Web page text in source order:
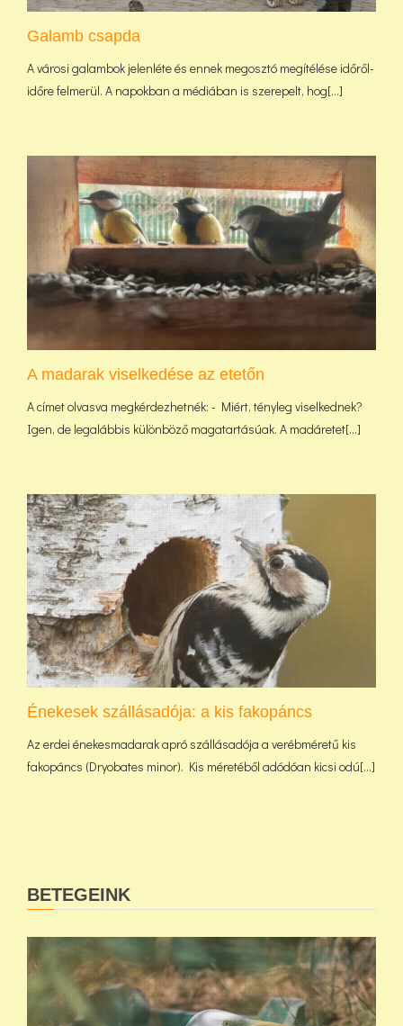
Galamb csapda
A városi galambok jelenléte és ennek megosztó megítélése időről-
időre felmerül. A napokban a médiában is szerepelt, hog[...]
A madarak viselkedése az etetőn
A címet olvasva megkérdezhetnék: - Miért, tényleg viselkednek?
Igen, de legalábbis különböző magatartásúak. A madáretet[...]
Énekesek szállásadója: a kis fakopáncs
Az erdei énekesmadarak apró szállásadója a verébméretű kis
fakopáncs (Dryobates minor). Kis méretéből adódóan kicsi odú[...]
BETEGEINK